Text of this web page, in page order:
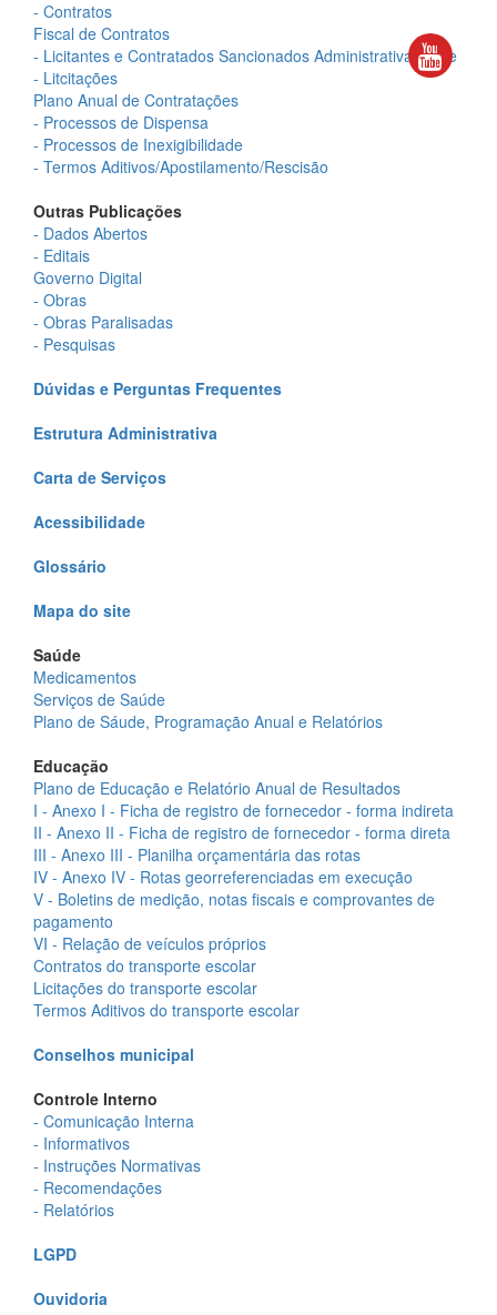
- Contratos
Fiscal de Contratos
- Licitantes e Contratados Sancionados Administrativamente
- Litcitações
Plano Anual de Contratações
- Processos de Dispensa
- Processos de Inexigibilidade
- Termos Aditivos/Apostilamento/Rescisão
Outras Publicações
- Dados Abertos
- Editais
Governo Digital
- Obras
- Obras Paralisadas
- Pesquisas
Dúvidas e Perguntas Frequentes
Estrutura Administrativa
Carta de Serviços
Acessibilidade
Glossário
Mapa do site
Saúde
Medicamentos
Serviços de Saúde
Plano de Sáude, Programação Anual e Relatórios
Educação
Plano de Educação e Relatório Anual de Resultados
I - Anexo I - Ficha de registro de fornecedor - forma indireta
II - Anexo II - Ficha de registro de fornecedor - forma direta
III - Anexo III - Planilha orçamentária das rotas
IV - Anexo IV - Rotas georreferenciadas em execução
V - Boletins de medição, notas fiscais e comprovantes de
pagamento
VI - Relação de veículos próprios
Contratos do transporte escolar
Licitações do transporte escolar
Termos Aditivos do transporte escolar
Conselhos municipal
Controle Interno
- Comunicação Interna
- Informativos
- Instruções Normativas
- Recomendações
- Relatórios
LGPD
Ouvidoria